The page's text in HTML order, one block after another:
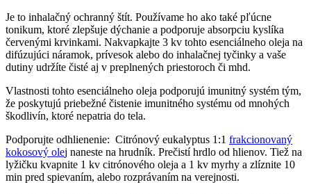
Je to inhalačný ochranný štít. Používame ho ako také pľúcne
tonikum, ktoré zlepšuje dýchanie a podporuje absorpciu kyslíka
červenými krvinkami. Nakvapkajte 3 kv tohto esenciálneho oleja na
difúzujúci náramok, prívesok alebo do inhalačnej tyčinky a vaše
dutiny udržíte čisté aj v preplnených priestoroch či mhd.
Vlastnosti tohto esenciálneho oleja podporujú imunitný systém tým,
že poskytujú priebežné čistenie imunitného systému od mnohých
škodlivín, ktoré nepatria do tela.
Podporujte odhlienenie: Citrónový eukalyptus 1:1 frakcionovaný
kokosový olej naneste na hrudník. Prečistí hrdlo od hlienov. Tiež na
lyžičku kvapnite 1 kv citrónového oleja a 1 kv myrhy a zlíznite 10
min pred spievaním, alebo rozprávaním na verejnosti.